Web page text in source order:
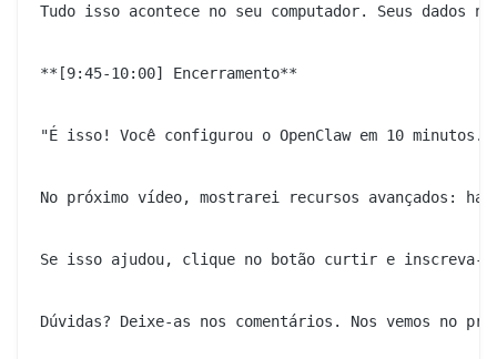
Tudo isso acontece no seu computador. Seus dados
**[9:45-10:00] Encerramento**
"É isso! Você configurou o OpenClaw em 10 minutos.
No próximo vídeo, mostrarei recursos avançados:
Se isso ajudou, clique no botão curtir e inscreva-
Dúvidas? Deixe-as nos comentários. Nos vemos no